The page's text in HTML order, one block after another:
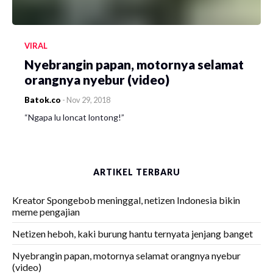
VIRAL
Nyebrangin papan, motornya selamat
orangnya nyebur (video)
Batok.co - Nov 29, 2018
“Ngapa lu loncat lontong!”
ARTIKEL TERBARU
Kreator Spongebob meninggal, netizen Indonesia bikin
meme pengajian
Netizen heboh, kaki burung hantu ternyata jenjang banget
Nyebrangin papan, motornya selamat orangnya nyebur
(video)